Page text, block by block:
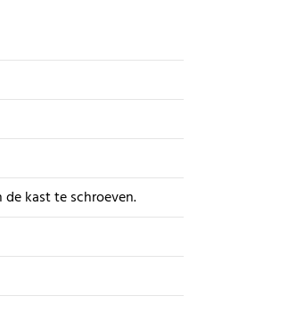
kast te schroeven.